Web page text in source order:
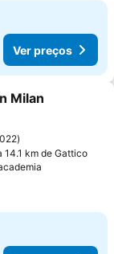
Ver preços
favoritos
Milan
14.1 km de Gattico